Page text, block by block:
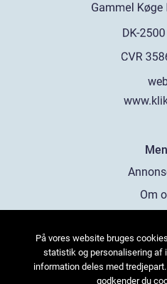
Om
På vores website bruges
statistik og personalisering af
information deles med
godkender du